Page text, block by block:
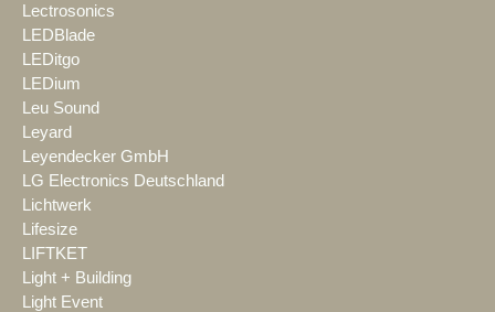
Lectrosonics
LEDBlade
LEDitgo
LEDium
Leu Sound
Leyard
Leyendecker GmbH
LG Electronics Deutschland
Lichtwerk
Lifesize
LIFTKET
Light + Building
Light Event